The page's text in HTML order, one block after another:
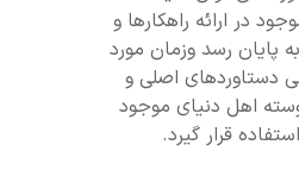
در ارائه راهکارها و
رسد وزمان مورد
دستاوردهای اصلی و
اهل دنیای موجود
قرار گیرد.